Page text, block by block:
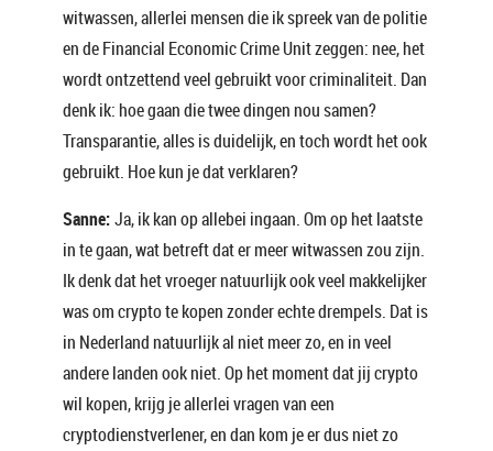
witwassen, allerlei mensen die ik spreek van de politie
en de Financial Economic Crime Unit zeggen: nee, het
wordt ontzettend veel gebruikt voor criminaliteit. Dan
denk ik: hoe gaan die twee dingen nou samen?
Transparantie, alles is duidelijk, en toch wordt het ook
gebruikt. Hoe kun je dat verklaren?
Sanne:Ja, ik kan op allebei ingaan. Om op het laatste
in te gaan, wat betreft dat er meer witwassen zou zijn.
Ik denk dat het vroeger natuurlijk ook veel makkelijker
was om crypto te kopen zonder echte drempels. Dat is
in Nederland natuurlijk al niet meer zo, en in veel
andere landen ook niet. Op het moment dat jij crypto
wil kopen, krijg je allerlei vragen van een
cryptodienstverlener, en dan kom je er dus niet zo